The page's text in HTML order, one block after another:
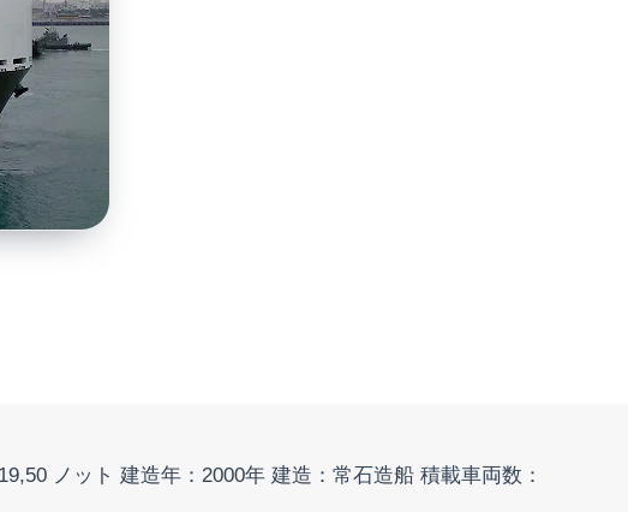
ノット 建造年：2000年 建造：常石造船 積載車両数：